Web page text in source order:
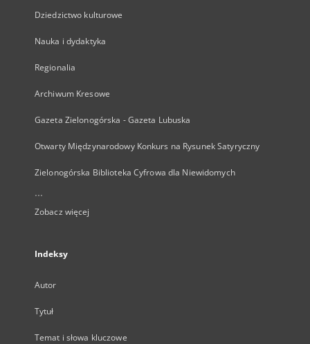
Dziedzictwo kulturowe
Nauka i dydaktyka
Regionalia
Archiwum Kresowe
Gazeta Zielonogórska - Gazeta Lubuska
Otwarty Międzynarodowy Konkurs na Rysunek Satyryczny
Zielonogórska Biblioteka Cyfrowa dla Niewidomych
...
Zobacz więcej
Indeksy
Autor
Tytuł
Temat i słowa kluczowe